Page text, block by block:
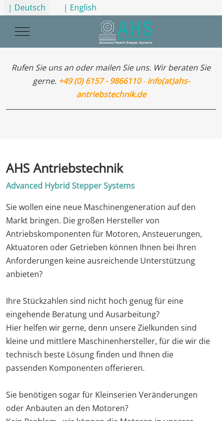
Sprache auswählen
| Deutsch | English
Mobile Menu Toggle
Rufen Sie uns an oder mailen Sie uns. Wir beraten Sie
gerne. +49 (0) 6157 - 9866110-info(at)ahs-
antriebstechnik.de
AHS Antriebstechnik
Advanced Hybrid Stepper Systems
Sie wollen eine neue Maschinengeneration auf den
Markt bringen. Die großen Hersteller von
Antriebskomponenten für Motoren, Ansteuerungen,
Aktuatoren oder Getrieben können Ihnen bei Ihren
Anforderungen keine ausreichende Unterstützung
anbieten?
Ihre Stückzahlen sind nicht hoch genug für eine
eingehende Beratung und Ausarbeitung?
Hier helfen wir gerne, denn unsere Zielkunden sind
kleine und mittlere Maschinenhersteller, für die wir die
technisch beste Lösung finden und Ihnen die
passenden Komponenten offerieren.
Sie benötigen sogar für Kleinserien Veränderungen
oder Anbauten an den Motoren?